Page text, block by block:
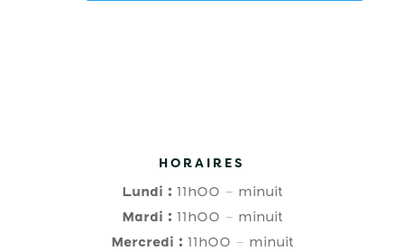
HORAIRES
Lundi : 11h00 – minuit
Mardi : 11h00 – minuit
Mercredi : 11h00 – minuit